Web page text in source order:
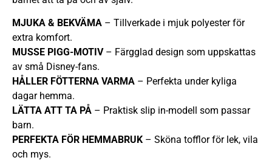
MJUKA & BEKVÄMA – Tillverkade i mjuk polyester för
extra komfort.
MUSSE PIGG-MOTIV– Färgglad design som uppskattas
av små Disney-fans.
HÅLLER FÖTTERNA VARMA – Perfekta under kyliga
dagar hemma.
LÄTTA ATT TA PÅ – Praktisk slip in-modell som passar
barn.
PERFEKTA FÖR HEMMABRUK – Sköna tofflor för lek, vila
och mys.